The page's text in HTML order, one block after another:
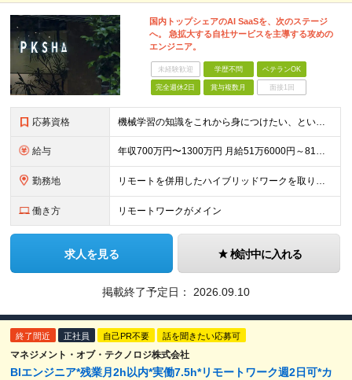
国内トップシェアのAI SaaSを、次のステージ
へ。 急拡大する自社サービスを主導する攻めの
エンジニア。
未経験歓迎 学歴不問 ベテランOK
完全週休2日 賞与複数月 面接1回
応募資格 機械学習の知識をこれから身につけたい、という方も歓迎！ ★Webアプリケーションの開発運用経験3年以上 ★MySQL または PostgresSQL の設計、開発、運用経験 ★Git + GitHu
給与 年収700万円〜1300万円 月給51万6000円～81万0000円 ※経験・能力・前給を考慮の上、当社規定により決定します。 ※試用期間3ヵ月あり。期間中の給与・待遇の差異はありません。 ※裁量
勤務地 リモートを併用したハイブリッドワークを取り入れています。 東京都文京区本郷 1-28-10 本郷TKビル (変更の範囲)上記を除く当社関連勤務地
働き方 リモートワークがメイン
求人を見る 検討中に入れる
掲載終了予定日： 2026.09.10
終了間近 正社員 自己PR不要 話を聞きたい応募可
マネジメント・オブ・テクノロジ株式会社
BIエンジニア*残業月2h以内*実働7.5h*リモートワーク週2日可*カ